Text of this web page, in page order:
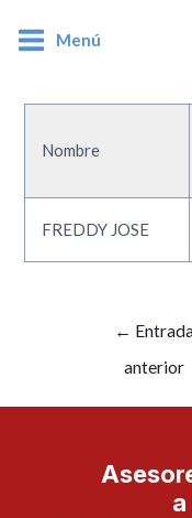
Menú
Nombre
FREDDY JOSE
←
anterior